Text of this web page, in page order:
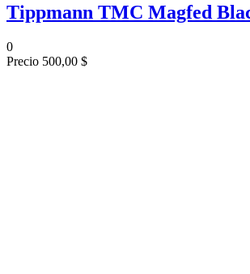
Tippmann TMC Magfed
0
Precio 500,00 $